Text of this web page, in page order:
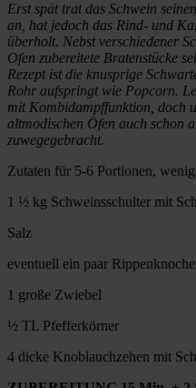
Erst spät trat das Schwein
an, hat jedoch das Rind- und
überholt. Nebst verschiedener
Ofen zubereitete Bratenstücke
Rezept ist die knusprige
Rohr aufspringt wie Popcorn.
mit Kombidampffunktion, doch
altmodischen Öfen auch schon
zuwegegebracht.
Zutaten für 5-6 Portionen,
1 ½ kg Schweinsschulter mit
Salz
eventuell ein paar
1 große Zwiebel
½ TL Pfefferkörner
4 dicke Knoblauchzehen mit